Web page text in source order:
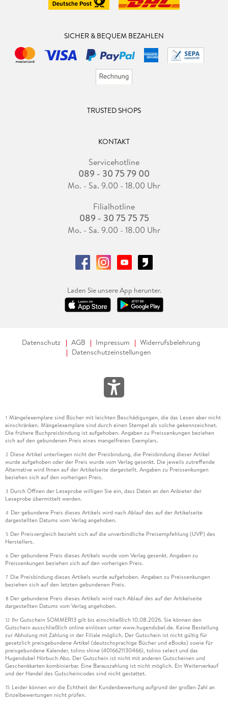
SICHER & BEQUEM BEZAHLEN
TRUSTED SHOPS
KONTAKT
Servicehotline
089 - 30 75 79 00
Mo. - Sa. 9.00 - 18.00 Uhr
Filialhotline
089 - 30 75 75 75
Mo. - Sa. 9.00 - 18.00 Uhr
Laden Sie unsere App herunter.
Datenschutz AGB Impressum
Widerrufsbelehrung
Datenschutzeinstellungen
1 Mängelexemplare sind Bücher mit leichten Beschädigungen, die das Lesen aber nicht
einschränken. Mängelexemplare sind durch einen Stempel als solche gekennzeichnet.
Die frühere Buchpreisbindung ist aufgehoben. Angaben zu Preissenkungen beziehen
sich auf den gebundenen Preis eines mangelfreien Exemplars.
2 Diese Artikel unterliegen nicht der Preisbindung, die Preisbindung dieser Artikel
wurde aufgehoben oder der Preis wurde vom Verlag gesenkt. Die jeweils zutreffende
Alternative wird Ihnen auf der Artikelseite dargestellt. Angaben zu Preissenkungen
beziehen sich auf den vorherigen Preis.
3 Durch Öffnen der Leseprobe willigen Sie ein, dass Daten an den Anbieter der
Leseprobe übermittelt werden.
4 Der gebundene Preis dieses Artikels wird nach Ablauf des auf der Artikelseite
dargestellten Datums vom Verlag angehoben.
5 Der Preisvergleich bezieht sich auf die unverbindliche Preisempfehlung (UVP) des
Herstellers.
6 Der gebundene Preis dieses Artikels wurde vom Verlag gesenkt. Angaben zu
Preissenkungen beziehen sich auf den vorherigen Preis.
7 Die Preisbindung dieses Artikels wurde aufgehoben. Angaben zu Preissenkungen
beziehen sich auf den letzten gebundenen Preis.
8 Der gebundene Preis dieses Artikels wird nach Ablauf des auf der Artikelseite
dargestellten Datums vom Verlag angehoben.
12 Ihr Gutschein SOMMER13 gilt bis einschließlich 10.08.2026. Sie können den
Gutschein ausschließlich online einlösen unter www.hugendubel.de. Keine Bestellung
zur Abholung mit Zahlung in der Filiale möglich. Der Gutschein ist nicht gültig für
gesetzlich preisgebundene Artikel (deutschsprachige Bücher und eBooks) sowie für
preisgebundene Kalender, tolino shine (4016621130466), tolino select und das
Hugendubel Hörbuch Abo. Der Gutschein ist nicht mit anderen Gutscheinen und
Geschenkkarten kombinierbar. Eine Barauszahlung ist nicht möglich. Ein Weiterverkauf
und der Handel des Gutscheincodes sind nicht gestattet.
15 Leider können wir die Echtheit der Kundenbewertung aufgrund der großen Zahl an
Einzelbewertungen nicht prüfen.